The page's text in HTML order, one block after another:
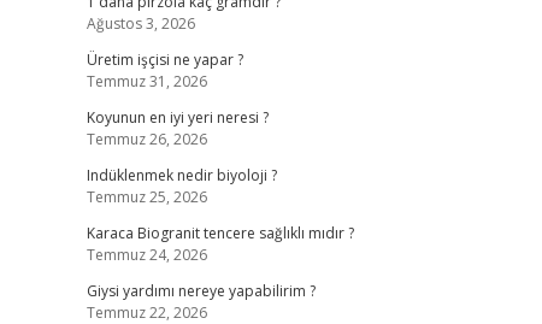
Ağustos 3, 2026
Üretim işçisi ne yapar ?
Temmuz 31, 2026
Koyunun en iyi yeri neresi ?
Temmuz 26, 2026
Indüklenmek nedir biyoloji ?
Temmuz 25, 2026
Karaca Biogranit tencere sağlıklı mıdır ?
Temmuz 24, 2026
Giysi yardımı nereye yapabilirim ?
Temmuz 22, 2026